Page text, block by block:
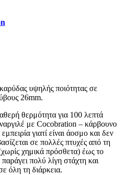
υψηλής ποιότητας σε
26mm.
θερμότητα για 100 λεπτά
με Cocobration – κάρβουνο
γιατί είναι άοσμο και δεν
σε πολλές πτυχές από τη
χημικά πρόσθετα) έως το
πολύ λίγη στάχτη και
όλη τη διάρκεια.